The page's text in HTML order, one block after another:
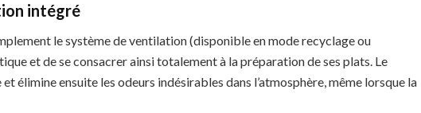
intégré
le système de ventilation (disponible en mode recyclage ou
et de se consacrer ainsi totalement à la préparation de ses plats. Le
élimine ensuite les odeurs indésirables dans l’atmosphère, même lorsque la